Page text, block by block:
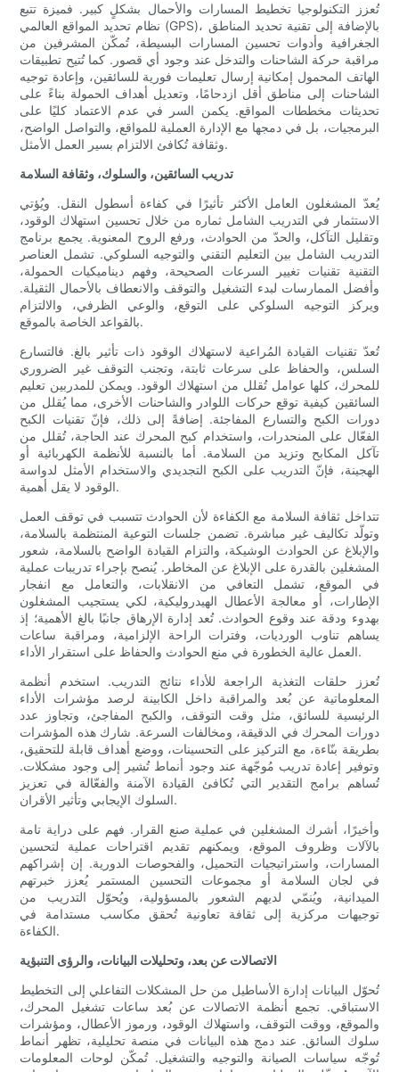
تُعزز التكنولوجيا تخطيط المسارات والأحمال بشكلٍ كبير. فميزة تتبع
نظام تحديد المواقع العالمي (GPS)، بالإضافة إلى تقنية تحديد المناطق
الجغرافية وأدوات تحسين المسارات البسيطة، تُمكّن المشرفين من
مراقبة حركة الشاحنات والتدخل عند وجود أي قصور. كما تُتيح تطبيقات
الهاتف المحمول إمكانية إرسال تعليمات فورية للسائقين، وإعادة توجيه
الشاحنات إلى مناطق أقل ازدحامًا، وتعديل أهداف الحمولة بناءً على
تحديثات مخططات المواقع. يكمن السر في عدم الاعتماد كليًا على
البرمجيات، بل في دمجها مع الإدارة العملية للمواقع، والتواصل الواضح،
وثقافة تُكافئ الالتزام بسير العمل الأمثل.
تدريب السائقين، والسلوك، وثقافة السلامة
يُعدّ المشغلون العامل الأكثر تأثيرًا في كفاءة أسطول النقل. ويُؤتي
الاستثمار في التدريب الشامل ثماره من خلال تحسين استهلاك الوقود،
وتقليل التآكل، والحدّ من الحوادث، ورفع الروح المعنوية. يجمع برنامج
التدريب الشامل بين التعليم التقني والتوجيه السلوكي. تشمل العناصر
التقنية تقنيات تغيير السرعات الصحيحة، وفهم ديناميكيات الحمولة،
وأفضل الممارسات لبدء التشغيل والتوقف والانعطاف بالأحمال الثقيلة.
ويركز التوجيه السلوكي على التوقع، والوعي الظرفي، والالتزام
بالقواعد الخاصة بالموقع.
تُعدّ تقنيات القيادة المُراعية لاستهلاك الوقود ذات تأثير بالغ. فالتسارع
السلس، والحفاظ على سرعات ثابتة، وتجنب التوقف غير الضروري
للمحرك، كلها عوامل تُقلل من استهلاك الوقود. ويمكن للمدربين تعليم
السائقين كيفية توقع حركات اللوادر والشاحنات الأخرى، مما يُقلل من
دورات الكبح والتسارع المفاجئة. إضافةً إلى ذلك، فإنّ تقنيات الكبح
الفعّال على المنحدرات، واستخدام كبح المحرك عند الحاجة، تُقلل من
تآكل المكابح وتزيد من السلامة. أما بالنسبة للأنظمة الكهربائية أو
الهجينة، فإنّ التدريب على الكبح التجديدي والاستخدام الأمثل لدواسة
الوقود لا يقل أهمية.
تتداخل ثقافة السلامة مع الكفاءة لأن الحوادث تتسبب في توقف العمل
وتولّد تكاليف غير مباشرة. تضمن جلسات التوعية المنتظمة بالسلامة،
والإبلاغ عن الحوادث الوشيكة، والتزام القيادة الواضح بالسلامة، شعور
المشغلين بالقدرة على الإبلاغ عن المخاطر. يُنصح بإجراء تدريبات عملية
في الموقع، تشمل التعافي من الانقلابات، والتعامل مع انفجار
الإطارات، أو معالجة الأعطال الهيدروليكية، لكي يستجيب المشغلون
بهدوء ودقة عند وقوع الحوادث. تُعد إدارة الإرهاق جانبًا بالغ الأهمية؛ إذ
يساهم تناوب الورديات، وفترات الراحة الإلزامية، ومراقبة ساعات
العمل عالية الخطورة في منع الحوادث والحفاظ على استقرار الأداء.
تُعزز حلقات التغذية الراجعة للأداء نتائج التدريب. استخدم أنظمة
المعلوماتية عن بُعد والمراقبة داخل الكابينة لرصد مؤشرات الأداء
الرئيسية للسائق، مثل وقت التوقف، والكبح المفاجئ، وتجاوز عدد
دورات المحرك في الدقيقة، ومخالفات السرعة. شارك هذه المؤشرات
بطريقة بنّاءة، مع التركيز على التحسينات، ووضع أهداف قابلة للتحقيق،
وتوفير إعادة تدريب مُوجّهة عند وجود أنماط تُشير إلى وجود مشكلات.
تُساهم برامج التقدير التي تُكافئ القيادة الآمنة والفعّالة في تعزيز
السلوك الإيجابي وتأثير الأقران.
وأخيرًا، أشرك المشغلين في عملية صنع القرار. فهم على دراية تامة
بالآلات وظروف الموقع، ويمكنهم تقديم اقتراحات عملية لتحسين
المسارات، واستراتيجيات التحميل، والفحوصات الدورية. إن إشراكهم
في لجان السلامة أو مجموعات التحسين المستمر يُعزز خبرتهم
الميدانية، ويُنمّي لديهم الشعور بالمسؤولية، ويُحوّل التدريب من
توجيهات مركزية إلى ثقافة تعاونية تُحقق مكاسب مستدامة في
الكفاءة.
الاتصالات عن بعد، وتحليلات البيانات، والرؤى التنبؤية
تُحوّل البيانات إدارة الأساطيل من حل المشكلات التفاعلي إلى التخطيط
الاستباقي. تجمع أنظمة الاتصالات عن بُعد ساعات تشغيل المحرك،
والموقع، ووقت التوقف، واستهلاك الوقود، ورموز الأعطال، ومؤشرات
سلوك السائق. عند دمج هذه البيانات في منصة تحليلية، تظهر أنماط
تُوجّه سياسات الصيانة والتوجيه والتشغيل. تُمكّن لوحات المعلومات